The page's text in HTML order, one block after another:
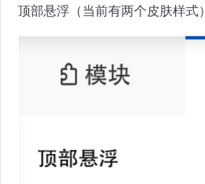
顶部悬浮（当前有两个皮肤样式）